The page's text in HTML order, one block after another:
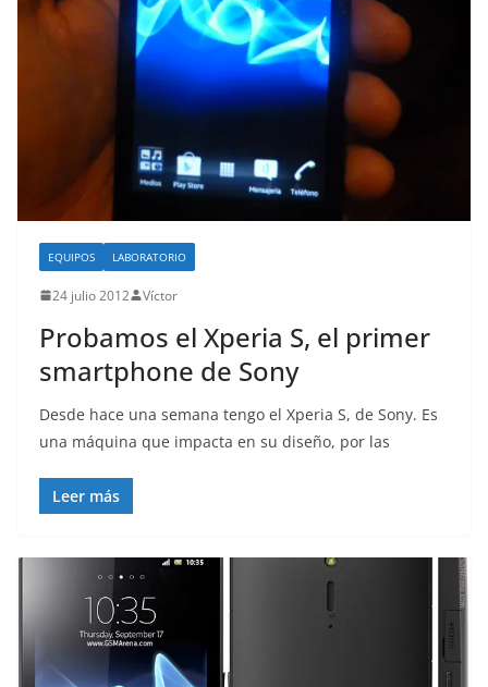
EQUIPOS LABORATORIO
24 julio 2012 Víctor
Probamos el Xperia S, el primer
smartphone de Sony
Desde hace una semana tengo el Xperia S, de Sony. Es
una máquina que impacta en su diseño, por las
Leer más